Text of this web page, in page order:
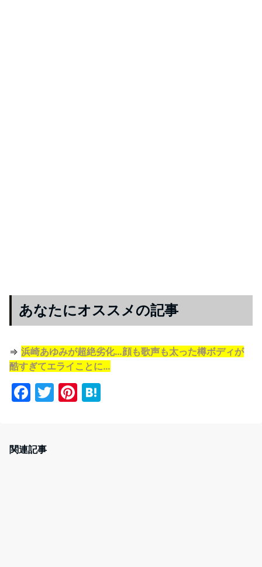
あなたにオススメの記事
⇒ 浜崎あゆみが超絶劣化…顔も歌声も太った樽ボディが
酷すぎてエライことに…
F
e
T
Pi
関連記事